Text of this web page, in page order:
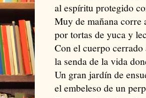
al espíritu protegido
Muy de mañana corre
por tortas de yuca y
Con el cuerpo cerrado
la senda de la vida
Un gran jardín de
el embeleso de un